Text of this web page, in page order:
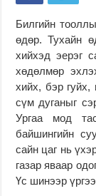
Билгийн
өдөр. Тухайн
хийхэд эерэг
хөдөлмөр
хийх, бэр гуйх,
сүм дуганыг
Ургаа мод
байшингийн
сайн цаг нь
газар яваар
Үс шинээр